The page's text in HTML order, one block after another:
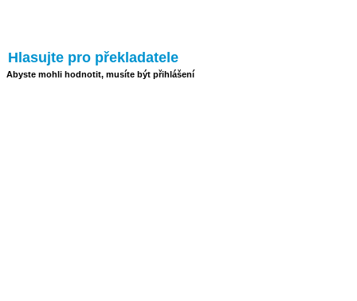
Hlasujte pro překladatele
Abyste mohli hodnotit, musíte být přihlášení